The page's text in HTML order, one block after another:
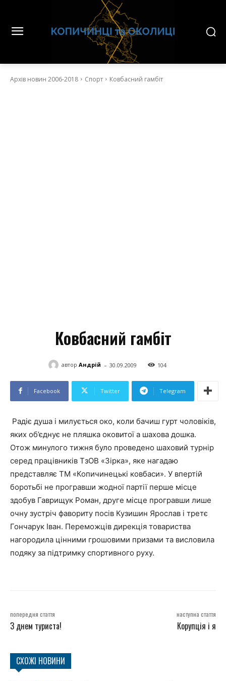
Архів новин 2006-2018 Спорт Ковбасний гамбіт
Ковбасний гамбіт
автор Андрій - 30.09.2009 104
Facebook Twitter Telegram
Радіє душа і милується око, коли бачиш гурт чоловіків,
яких об’єднує не пляшка оковитої а шахова дошка.
Отож минулого тижня було проведено шаховий турнір
серед працівників ТзОВ «Зірка», яке нагадаю
представляє ТМ «Копичинецькі ковбаси». У впертій
боротьбі не програвши жодної партії перше місце
здобув Гаврищук Роман, друге місце програвши лише
очну зустріч фавориту посів Кузишин Ярослав і третє
Гончарук Іван. Переможців дирекція товариства
нагородила цінними грошовими призами та висловила
подяку за підтримку спортивного руху.
попередня стаття
З днем туриста!
наступна стаття
Корупція і я
СХОЖІ НОВИНИ